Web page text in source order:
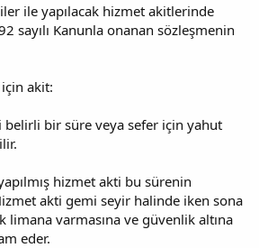
ile yapılacak hizmet akitlerinde
sayılı Kanunla onanan sözleşmenin
akit:
belirli bir süre veya sefer için yahut
hizmet akti bu sürenin
akti gemi seyir halinde iken sona
varmasına ve güvenlik altına
eder.